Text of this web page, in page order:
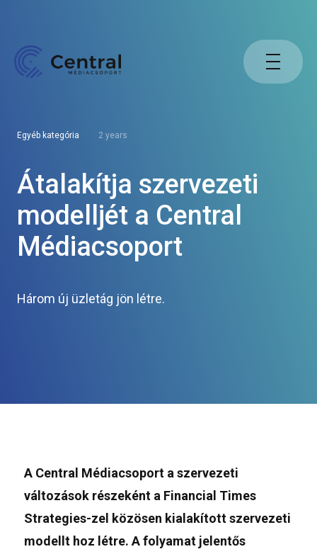
Egyéb kategória 2 years
Átalakítja szervezeti
modelljét a Central
Médiacsoport
Három új üzletág jön létre.
A Central Médiacsoport a szervezeti
változások részeként a Financial Times
Strategies-zel közösen kialakított szervezeti
modellt hoz létre. A folyamat jelentős